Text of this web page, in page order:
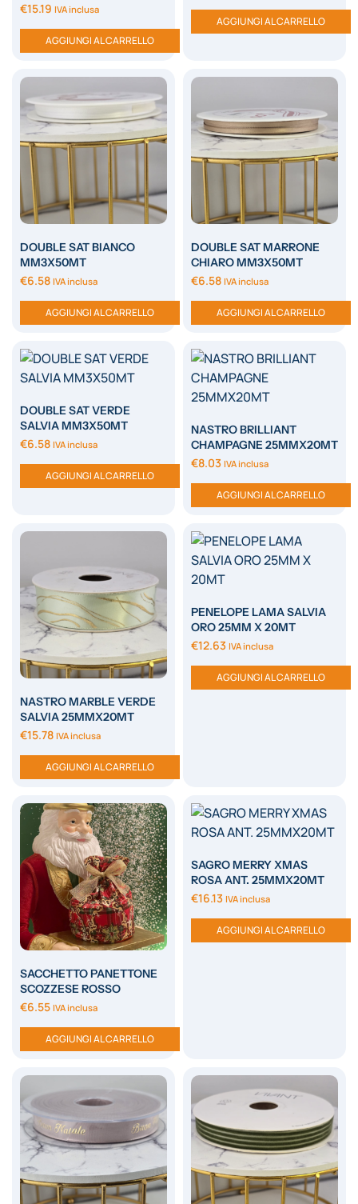
€15.19 IVA inclusa
AGGIUNGI AL CARRELLO
AGGIUNGI AL CARRELLO
DOUBLE SAT BIANCO
MM3X50MT
€6.58 IVA inclusa
AGGIUNGI AL CARRELLO
DOUBLE SAT MARRONE
CHIARO MM3X50MT
€6.58 IVA inclusa
AGGIUNGI AL CARRELLO
DOUBLE SAT VERDE
SALVIA MM3X50MT
€6.58 IVA inclusa
AGGIUNGI AL CARRELLO
NASTRO BRILLIANT
CHAMPAGNE 25MMX20MT
€8.03 IVA inclusa
AGGIUNGI AL CARRELLO
NASTRO MARBLE VERDE
SALVIA 25MMX20MT
€15.78 IVA inclusa
AGGIUNGI AL CARRELLO
PENELOPE LAMA SALVIA
ORO 25MM X 20MT
€12.63 IVA inclusa
AGGIUNGI AL CARRELLO
SACCHETTO PANETTONE
SCOZZESE ROSSO
€6.55 IVA inclusa
AGGIUNGI AL CARRELLO
SAGRO MERRY XMAS
ROSA ANT. 25MMX20MT
€16.13 IVA inclusa
AGGIUNGI AL CARRELLO